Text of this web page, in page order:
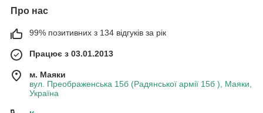
Про нас
99% позитивних з 134 відгуків за рік
Працює з 03.01.2013
м. Маяки
вул. Преображенська 15б (Радянської армії 15б ), Маяки,
Україна